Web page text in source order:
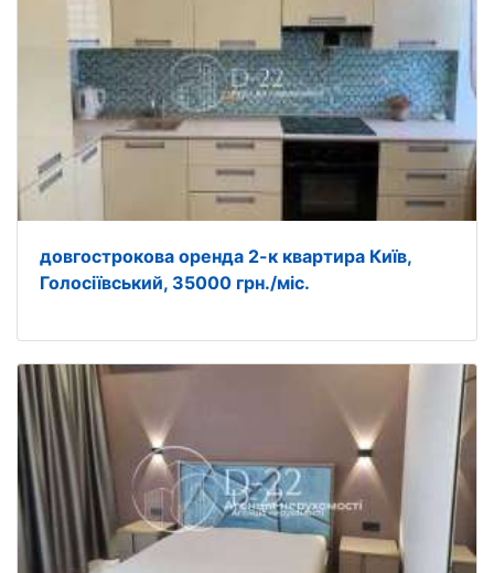
довгострокова оренда 2-к квартира Київ,
Голосіївський, 35000 грн./міс.